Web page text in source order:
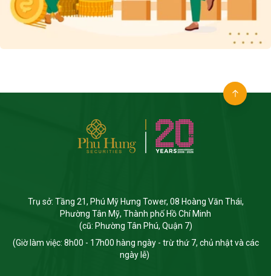
Trụ sở: Tầng 21, Phú Mỹ Hưng Tower, 08 Hoàng Văn Thái,
Phường Tân Mỹ, Thành phố Hồ Chí Minh
(cũ: Phường Tân Phú, Quận 7)
(Giờ làm việc: 8h00 - 17h00 hàng ngày - trừ thứ 7, chủ nhật và các
ngày lễ)